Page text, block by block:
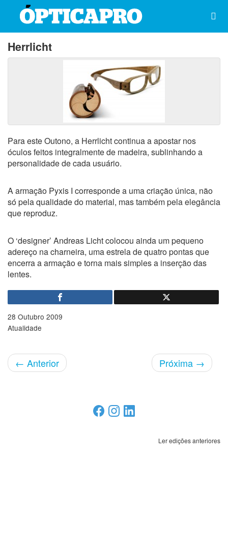
Herrlicht
Para este Outono, a Herrlicht continua a apostar nos
óculos feitos integralmente de madeira, sublinhando a
personalidade de cada usuário.
A armação Pyxis I corresponde a uma criação única, não
só pela qualidade do material, mas também pela elegância
que reproduz.
O ‘designer’ Andreas Licht colocou ainda um pequeno
adereço na charneira, uma estrela de quatro pontas que
encerra a armação e torna mais simples a inserção das
lentes.
28 Outubro 2009
Atualidade
← Anterior Próxima →
Ler edições anteriores